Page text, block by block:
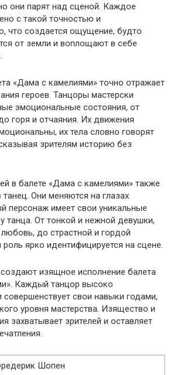
они парят над сценой. Каждое
с такой точностью и
что создается ощущение, будто
от земли и воплощают в себе
«Дама с камелиями» точно отражает
героев. Танцоры мастерски
эмоциональные состояния, от
горя и отчаяния. Их движения
их тела словно говорят
зрителям историю без
в балете «Дама с камелиями» также
Они меняются на глазах
персонаж имеет свои уникальные
танца. От тонкой и нежной девушки,
до страстной и гордой
ярко идентифицируется на сцене.
изящное исполнение балета
Каждый танцор высоко
свои навыки годами,
уровня мастерства. Изящество и
захватывает зрителей и оставляет
Шопен